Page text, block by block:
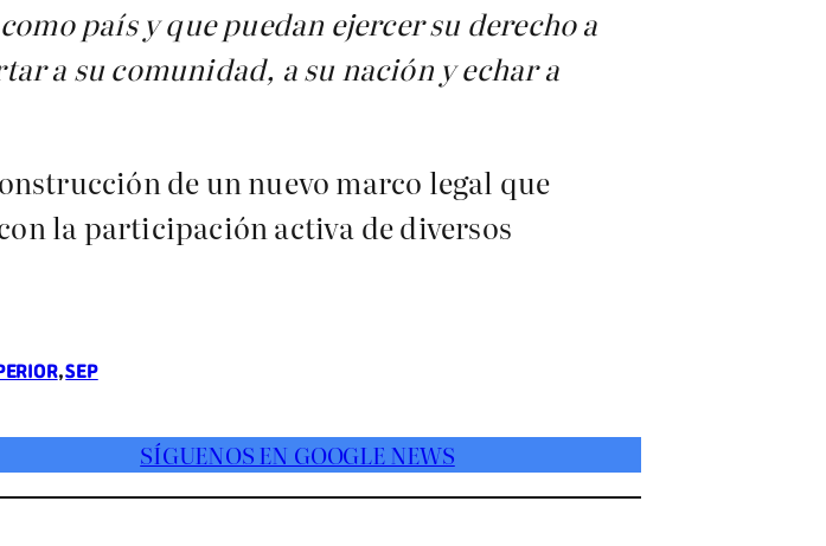
país y que puedan ejercer su derecho a
a su comunidad, a su nación y echar a
de un nuevo marco legal que
la participación activa de diversos
, SEP
SÍGUENOS EN GOOGLE NEWS